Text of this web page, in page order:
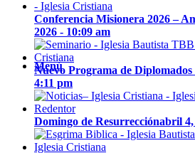
Menú
Conferencia Misionera 2026 –
2026 - 10:09 am
Nuevo Programa de
4:11 pm
Domingo de Resurrecciónabril 4,